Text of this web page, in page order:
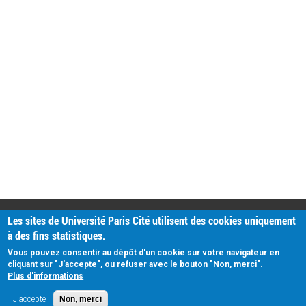
PRATIQUE
Plan d'accès
Intranet
Mentions légales
Données personnelles
Les sites de Université Paris Cité utilisent des cookies uniquement
à des fins statistiques.
Vous pouvez consentir au dépôt d'un cookie sur votre navigateur en
cliquant sur "J'accepte", ou refuser avec le bouton "Non, merci".
Plus d'informations
J'accepte Non, merci